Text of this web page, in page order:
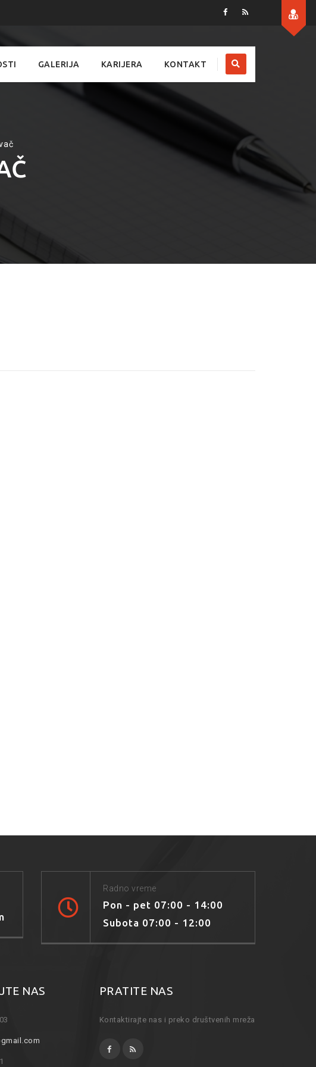
GALERIJA KARIJERA KONTAKT
Radno vreme
Pon - pet 07:00 - 14:00
Subota 07:00 - 12:00
NAS PRATITE NAS
Kontaktirajte nas i preko društvenih mreža